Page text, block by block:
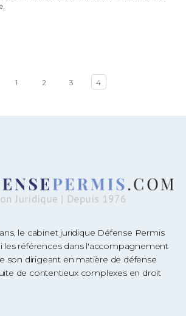
1 2 3 4
le cabinet juridique Défense Permis
les références dans l'accompagnement
son dirigeant en matière de défense
de contentieux complexes en droit